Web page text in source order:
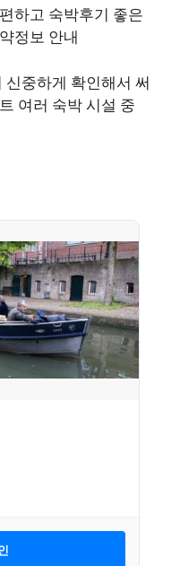
하고 숙박후기 좋은
정보 안내
중하게 확인해서 써
여러 숙박 시설 중